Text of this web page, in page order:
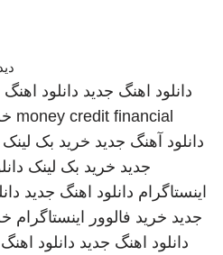
دانلود اهنگ جدید دانلود
money credit financial
دانلود آهنگ جدید خرید بک لینک
جدید خرید بک لینک
اینستاگرام دانلود اهنگ جدید
جدید خرید فالوور اینستاگرام
دانلود اهنگ جدید دانلود